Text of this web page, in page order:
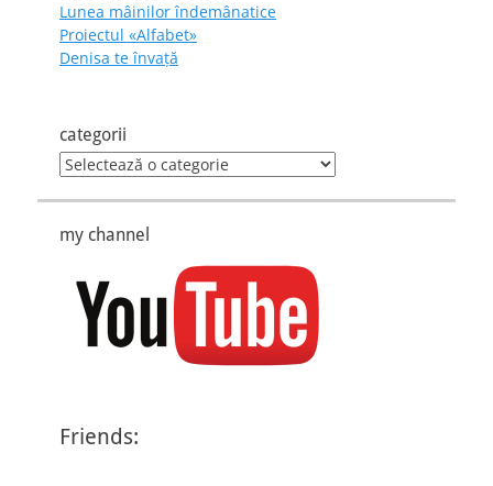
Lunea mâinilor îndemânatice
Proiectul «Alfabet»
Denisa te învaţă
categorii
categorii
my channel
Friends: